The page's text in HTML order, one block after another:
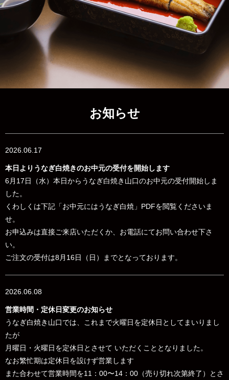
お知らせ
2026.06.17
本日よりうなぎ白焼きのお中元の受付を開始します
6月17日（水）本日からうなぎ白焼き山口のお中元の受付開始しま
した。
くわしくは下記「お中元にはうなぎ白焼」PDFを閲覧くださいま
せ。
お申込みは直接ご来店いただくか、お電話にてお問い合わせ下さ
い。
ご注文の受付は8月16日（日）までとなっております。
2026.06.08
営業時間・定休日変更のお知らせ
うなぎ白焼き山口では、これまで火曜日を定休日としてまいりまし
たが
月曜日・火曜日を定休日とさせて いただくこととなりました。
なお繁忙期は定休日を設けず営業します
また合わせて営業時間を11：00〜14：00（売り切れ次第終了）とさ